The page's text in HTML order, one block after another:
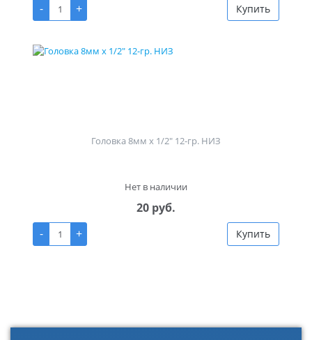
-
+ Купить
Головка 8мм х 1/2" 12-гр. НИЗ
Нет в наличии
20 руб.
-
+ Купить